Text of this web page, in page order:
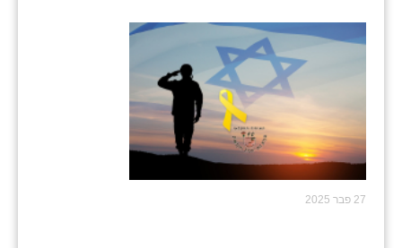
27 פבר 2025